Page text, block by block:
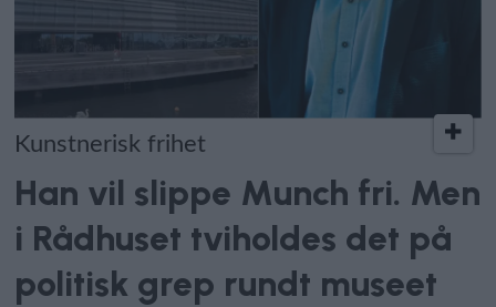
Kunstnerisk frihet
Han vil slippe Munch fri. Men
i Rådhuset tviholdes det på
politisk grep rundt museet